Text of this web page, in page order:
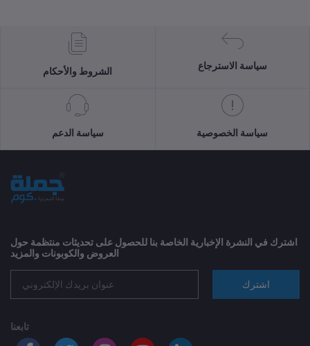
الشروط والأحكام
سياسة الاسترجاع
سياسة الدعم سياسة الخصوصية
اشترك في النشرة الإخبارية الخاصة بنا للحصول على تحديثات منتظمة حول
العروض والكوبونات والمزيد
اشترك
تابعنا